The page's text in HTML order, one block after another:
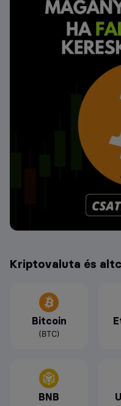
Kriptovaluta és
Bitcoin
(BTC)
BNB